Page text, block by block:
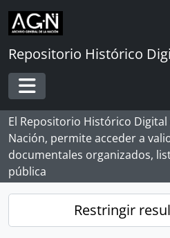
Skip to main content
Repositorio Histórico
Toggle navigation
El Repositorio Histórico
Nación, permite acceder a
documentales organizados,
pública
Restringir